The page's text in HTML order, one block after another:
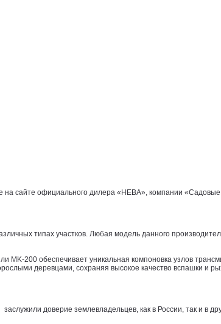
на сайте официального дилера «НЕВА», компании
типах участков. Любая модель данного
MK-200 обеспечивает уникальная компоновка узлов
деревцами, сохраняя высокое качество вспашки и
доверие землевладельцев, как в России, так и в